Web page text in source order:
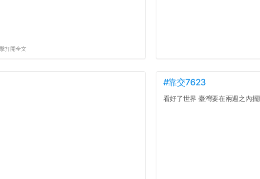
打開全文
#靠交7623
看好了世界 臺灣要在兩週之內